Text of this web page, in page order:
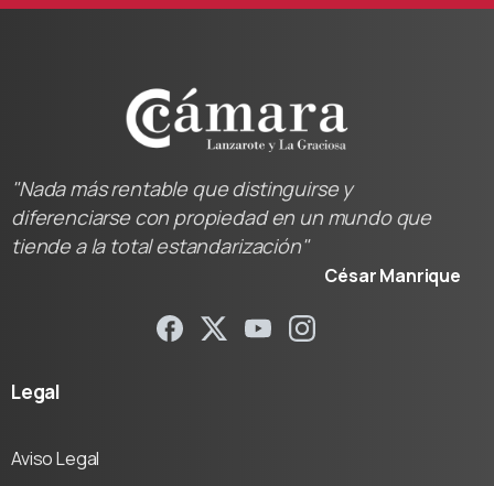
"Nada más rentable que distinguirse y
diferenciarse con propiedad en un mundo que
tiende a la total estandarización"
César Manrique
Legal
Aviso Legal